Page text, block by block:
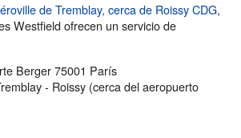
de Tremblay, cerca de Roissy CDG,
Westfield ofrecen un servicio de
Berger 75001 París
- Roissy (cerca del aeropuerto